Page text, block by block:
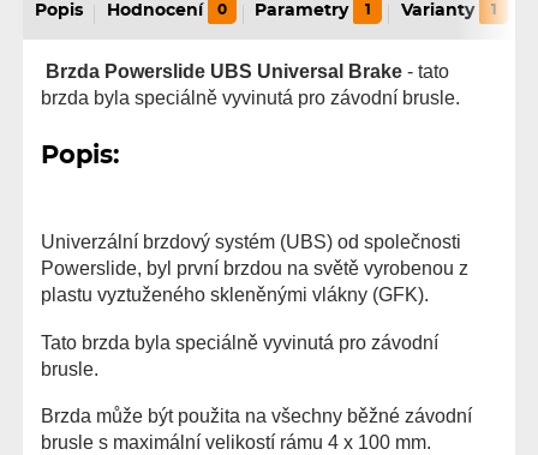
Popis Hodnocení 0 Parametry 1 Varianty 1
Brzda Powerslide UBS Universal Brake - tato
brzda byla speciálně vyvinutá pro závodní brusle.
Popis:
Univerzální brzdový systém (UBS) od společnosti
Powerslide, byl první brzdou na světě vyrobenou z
plastu vyztuženého skleněnými vlákny (GFK).
Tato brzda byla speciálně vyvinutá pro závodní
brusle.
Brzda může být použita na všechny běžné závodní
brusle s maximální velikostí rámu 4 x 100 mm.